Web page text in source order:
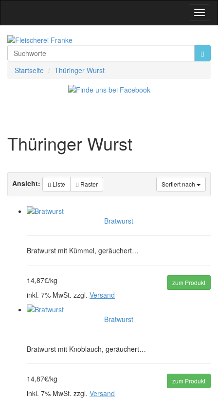
Startseite Thüringer Wurst
Thüringer Wurst
Ansicht: Liste Raster Sortiert nach
Bratwurst
Bratwurst mit Kümmel, geräuchert…
zum Produkt
14,87€/kg
inkl. 7% MwSt. zzgl. Versand
Bratwurst
Bratwurst mit Knoblauch, geräuchert…
zum Produkt
14,87€/kg
inkl. 7% MwSt. zzgl. Versand